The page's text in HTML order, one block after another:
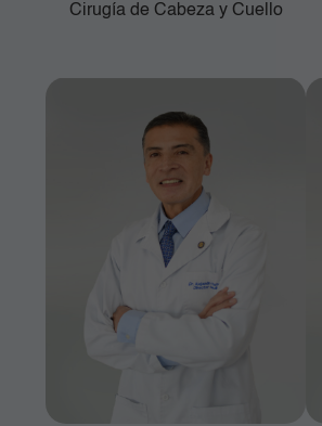
Cirugía de Cabeza y Cuello